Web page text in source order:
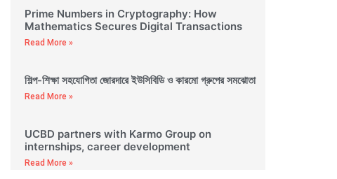
Prime Numbers in Cryptography: How
Mathematics Secures Digital Transactions
Read More »
শিল্প-শিক্ষা সহযোগিতা জোরদারে ইউসিবিডি ও কারমো গ্রুপের সমঝোতা
Read More »
UCBD partners with Karmo Group on
internships, career development
Read More »